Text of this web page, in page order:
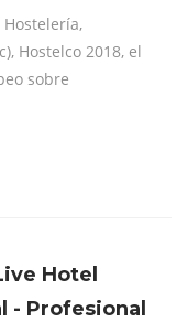
Hostelco 2018, el
sobre
Hotel
- Profesional